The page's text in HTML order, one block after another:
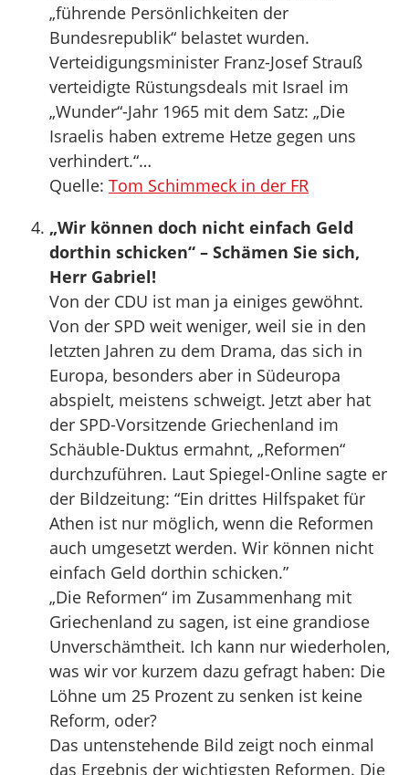
„führende Persönlichkeiten der
Bundesrepublik“ belastet wurden.
Verteidigungsminister Franz-Josef Strauß
verteidigte Rüstungsdeals mit Israel im
„Wunder“-Jahr 1965 mit dem Satz: „Die
Israelis haben extreme Hetze gegen uns
verhindert.“…
Quelle: Tom Schimmeck in der FR
„Wir können doch nicht einfach Geld
dorthin schicken“ – Schämen Sie sich,
Herr Gabriel!
Von der CDU ist man ja einiges gewöhnt.
Von der SPD weit weniger, weil sie in den
letzten Jahren zu dem Drama, das sich in
Europa, besonders aber in Südeuropa
abspielt, meistens schweigt. Jetzt aber hat
der SPD-Vorsitzende Griechenland im
Schäuble-Duktus ermahnt, „Reformen“
durchzuführen. Laut Spiegel-Online sagte er
der Bildzeitung: “Ein drittes Hilfspaket für
Athen ist nur möglich, wenn die Reformen
auch umgesetzt werden. Wir können nicht
einfach Geld dorthin schicken.”
„Die Reformen“ im Zusammenhang mit
Griechenland zu sagen, ist eine grandiose
Unverschämtheit. Ich kann nur wiederholen,
was wir vor kurzem dazu gefragt haben: Die
Löhne um 25 Prozent zu senken ist keine
Reform, oder?
Das untenstehende Bild zeigt noch einmal
das Ergebnis der wichtigsten Reformen. Die